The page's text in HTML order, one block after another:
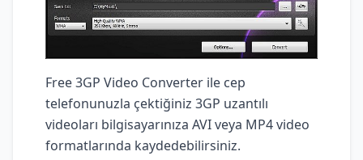
Free 3GP Video Converter ile cep
telefonunuzla çektiğiniz 3GP uzantılı
videoları bilgisayarınıza AVI veya MP4 video
formatlarında kaydedebilirsiniz.